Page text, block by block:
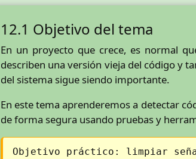
12.1 Objetivo del tema
En un proyecto que crece, es normal
describen una versión vieja del código y
del sistema sigue siendo importante.
En este tema aprenderemos a detectar
de forma segura usando pruebas y
Objetivo práctico: limpiar